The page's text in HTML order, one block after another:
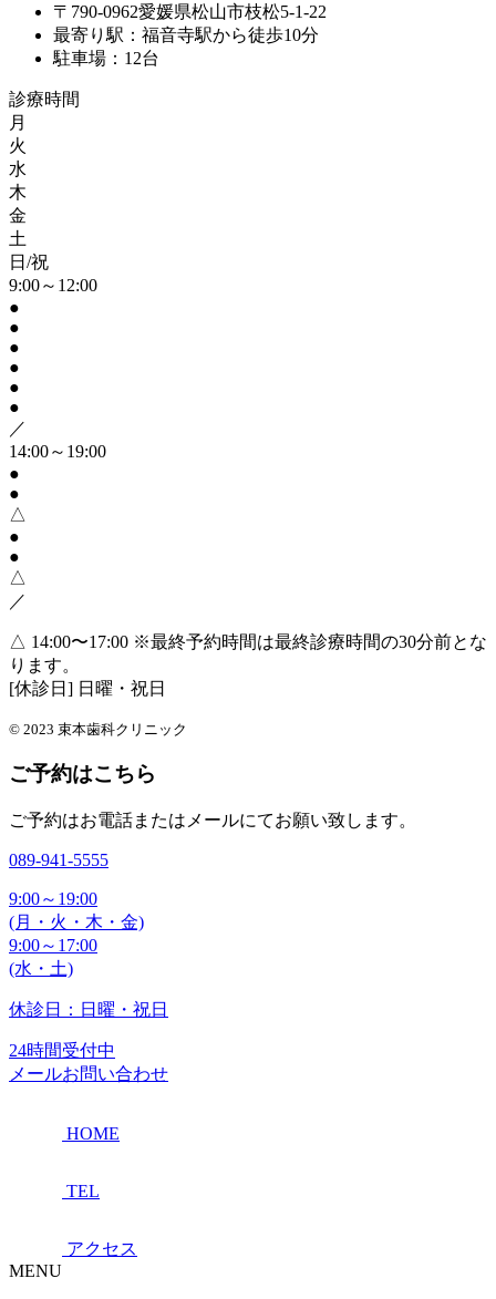
〒790-0962愛媛県松山市枝松5-1-22
最寄り駅：福音寺駅から徒歩10分
駐車場：12台
診療時間
月
火
水
木
金
土
日/祝
9:00～12:00
●
●
●
●
●
●
／
14:00～19:00
●
●
△
●
●
△
／
△ 14:00〜17:00 ※最終予約時間は最終診療時間の30分前とな
ります。
[休診日] 日曜・祝日
© 2023 束本歯科クリニック
ご予約はこちら
ご予約はお電話またはメールにてお願い致します。
089-941-5555
9:00～19:00
(月・火・木・金)
9:00～17:00
(水・土)
休診日：日曜・祝日
24時間受付中
メールお問い合わせ
HOME
TEL
アクセス
MENU